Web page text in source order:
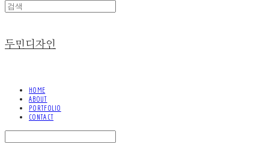
두민디자인
HOME
ABOUT
PORTFOLIO
CONTACT